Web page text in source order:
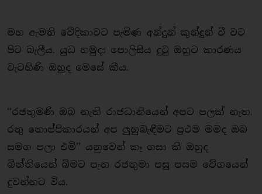
මහ ඇමති වේදිකාවට පැමිණ අන්දුන් කුන්දුන් වී වට
පිට බැලීය. යුධ හමුදා පොලිසිය දුටු ඔහුට කාරණය
වැටහිණි ඔහුද මෙසේ කීය.
‘‘රජතුමණි ඔබ නැති රාජධානියෙන් අපට පලක් නැත.
රතු තොප්පිකාරයන් අප ලුහුබැඳීමට ප්‍රථම මමද ඔබ
සමග පලා එමි’’ යනුවෙන් කෑ ගසා කී ඔහුද
බිත්තියෙන් බිමට පැන රජතුමා පසු පසම වේගයෙන්
දුවන්නට විය.